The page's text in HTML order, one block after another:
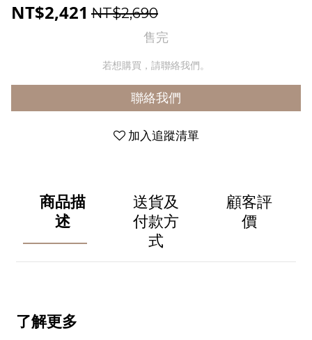
NT$2,421 NT$2,690
售完
若想購買，請聯絡我們。
聯絡我們
加入追蹤清單
商品描
述
送貨及
付款方
式
顧客評
價
了解更多